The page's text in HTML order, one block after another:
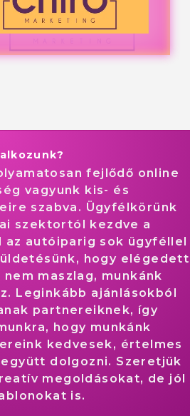
fejlődő online
vagyunk kis- és
szabva. Ügyfélkörünk
szektortól kezdve a
az autóiparig sok ügyféllel
hogy elégedett
maszlag, munkánk
Leginkább ajánlásokból
partnereiknek, így
hogy munkánk
kedvesek, értelmes
dolgozni. Szeretjük
megoldásokat, de jól
is.